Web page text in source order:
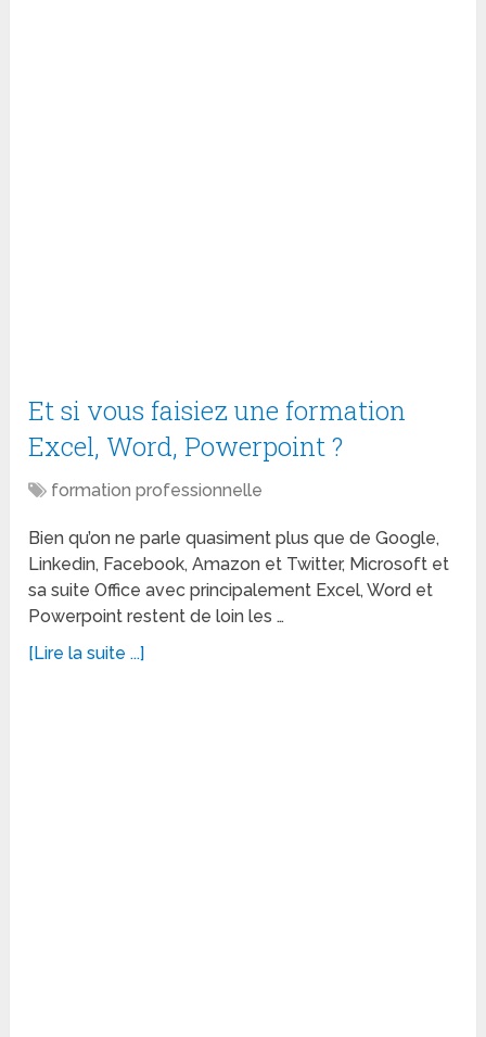
Et si vous faisiez une formation
Excel, Word, Powerpoint ?
formation professionnelle
Bien qu’on ne parle quasiment plus que de Google,
Linkedin, Facebook, Amazon et Twitter, Microsoft et
sa suite Office avec principalement Excel, Word et
Powerpoint restent de loin les …
[Lire la suite ...]